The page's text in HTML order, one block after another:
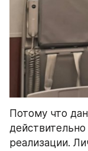
Потому что
реализации.